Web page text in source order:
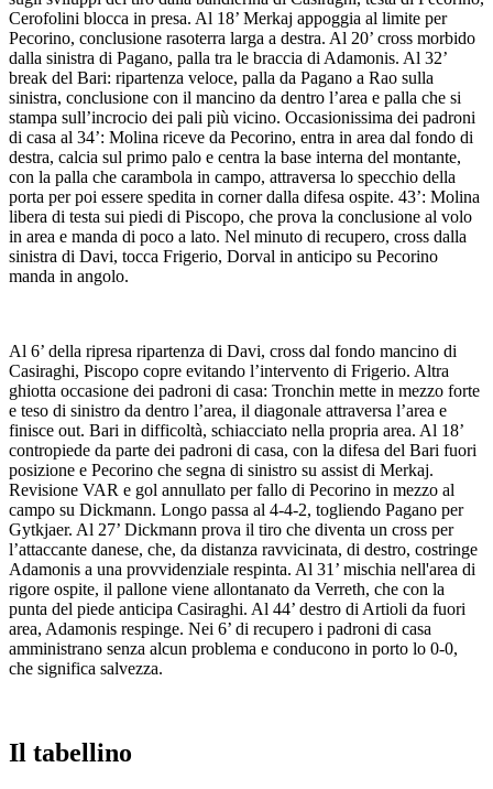
Cerofolini blocca in presa. Al 18’ Merkaj appoggia al limite per
Pecorino, conclusione rasoterra larga a destra. Al 20’ cross morbido
dalla sinistra di Pagano, palla tra le braccia di Adamonis. Al 32’
break del Bari: ripartenza veloce, palla da Pagano a Rao sulla
sinistra, conclusione con il mancino da dentro l’area e palla che si
stampa sull’incrocio dei pali più vicino. Occasionissima dei padroni
di casa al 34’: Molina riceve da Pecorino, entra in area dal fondo di
destra, calcia sul primo palo e centra la base interna del montante,
con la palla che carambola in campo, attraversa lo specchio della
porta per poi essere spedita in corner dalla difesa ospite. 43’: Molina
libera di testa sui piedi di Piscopo, che prova la conclusione al volo
in area e manda di poco a lato. Nel minuto di recupero, cross dalla
sinistra di Davi, tocca Frigerio, Dorval in anticipo su Pecorino
manda in angolo.
Al 6’ della ripresa ripartenza di Davi, cross dal fondo mancino di
Casiraghi, Piscopo copre evitando l’intervento di Frigerio. Altra
ghiotta occasione dei padroni di casa: Tronchin mette in mezzo forte
e teso di sinistro da dentro l’area, il diagonale attraversa l’area e
finisce out. Bari in difficoltà, schiacciato nella propria area. Al 18’
contropiede da parte dei padroni di casa, con la difesa del Bari fuori
posizione e Pecorino che segna di sinistro su assist di Merkaj.
Revisione VAR e gol annullato per fallo di Pecorino in mezzo al
campo su Dickmann. Longo passa al 4-4-2, togliendo Pagano per
Gytkjaer. Al 27’ Dickmann prova il tiro che diventa un cross per
l’attaccante danese, che, da distanza ravvicinata, di destro, costringe
Adamonis a una provvidenziale respinta. Al 31’ mischia nell'area di
rigore ospite, il pallone viene allontanato da Verreth, che con la
punta del piede anticipa Casiraghi. Al 44’ destro di Artioli da fuori
area, Adamonis respinge. Nei 6’ di recupero i padroni di casa
amministrano senza alcun problema e conducono in porto lo 0-0,
che significa salvezza.
Il tabellino